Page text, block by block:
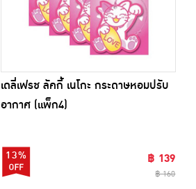
เดลี่เฟรช ลัคกี้ เนโกะ กระดาษหอมปรับ
อากาศ (แพ็ก4)
13% ฿ 139
฿ 160